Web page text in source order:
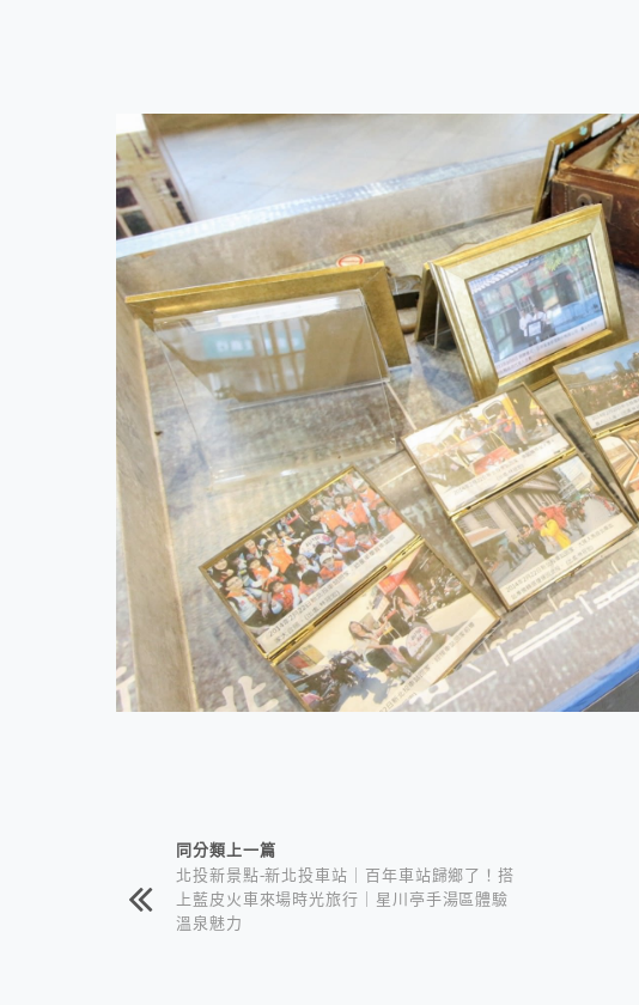
相連文章同分類上一篇
北投新景點-新北投車站｜百年車站歸鄉了！搭
上藍皮火車來場時光旅行｜星川亭手湯區體驗
溫泉魅力